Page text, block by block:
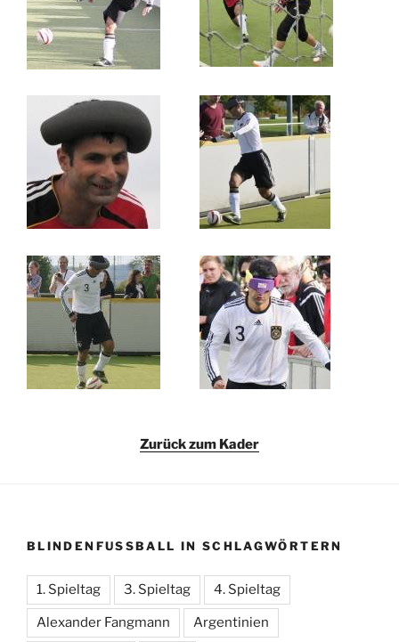
Zurück zum Kader
BLINDENFUSSBALL IN SCHLAGWÖRTERN
1. Spieltag 3. Spieltag 4. Spieltag
Alexander Fangmann Argentinien